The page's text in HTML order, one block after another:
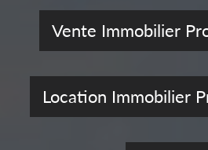
Vente Immobilier
Location Immobilier